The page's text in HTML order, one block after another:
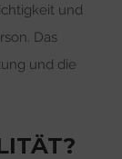
und
Das
und die